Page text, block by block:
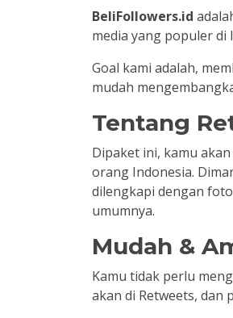
BeliFollowers.id
media yang populer di
Goal kami adalah,
mudah
Tentang
Dipaket ini, kamu
orang Indonesia.
dilengkapi dengan
umumnya.
Mudah &
Kamu tidak perlu
akan di Retweets, dan